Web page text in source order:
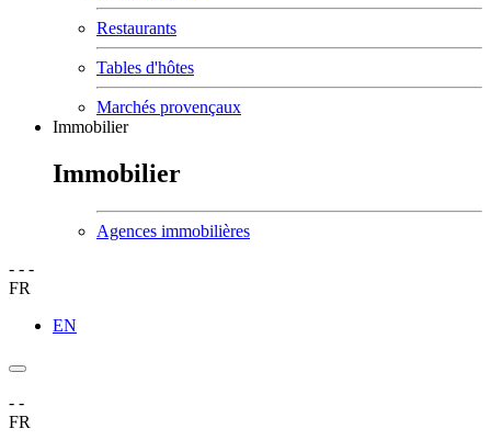
Restaurants
Tables d'hôtes
Marchés provençaux
Immobilier
Immobilier
Agences immobilières
- - -
FR
EN
- -
FR